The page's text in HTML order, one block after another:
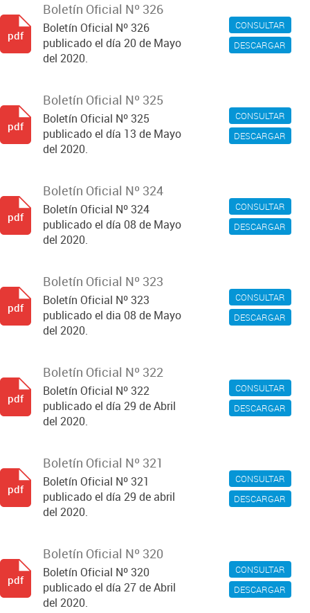
CONSULTAR
DESCARGAR
Boletín Oficial Nº 326
Boletín Oficial Nº 326
publicado el día 20 de Mayo
del 2020.
pdf
CONSULTAR
DESCARGAR
Boletín Oficial Nº 325
Boletín Oficial Nº 325
publicado el día 13 de Mayo
del 2020.
pdf
CONSULTAR
DESCARGAR
Boletín Oficial Nº 324
Boletín Oficial Nº 324
publicado el día 08 de Mayo
del 2020.
pdf
CONSULTAR
DESCARGAR
Boletín Oficial Nº 323
Boletín Oficial Nº 323
publicado el dia 08 de Mayo
del 2020.
pdf
CONSULTAR
DESCARGAR
Boletín Oficial Nº 322
Boletín Oficial Nº 322
publicado el día 29 de Abril
del 2020.
pdf
CONSULTAR
DESCARGAR
Boletín Oficial Nº 321
Boletín Oficial Nº 321
publicado el día 29 de abril
del 2020.
pdf
CONSULTAR
DESCARGAR
Boletín Oficial Nº 320
Boletín Oficial Nº 320
publicado el día 27 de Abril
del 2020.
pdf